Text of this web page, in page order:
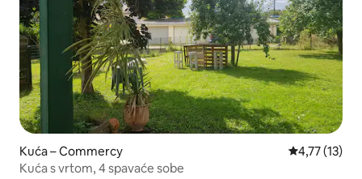
Kuća – Commercy Prosječna
4,77 (13)
Kuća s vrtom, 4 spavaće sobe